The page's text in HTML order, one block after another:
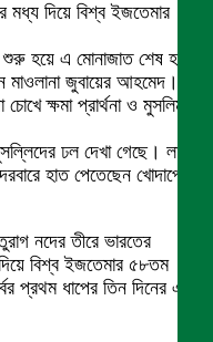
মধ্য দিয়ে বিশ্ব ইজতেমার
শুরু হয়ে এ মোনাজাত শেষ হয়
মাওলানা জুবায়ের আহমেদ।
ক্ষমা প্রার্থনা ও মুসলিম
ঢল দেখা গেছে। লাখো
হাত পেতেছেন খোদাপ্রেমী
নদের তীরে ভারতের
বিশ্ব ইজতেমার ৫৮তম
প্রথম ধাপের তিন দিনের এ